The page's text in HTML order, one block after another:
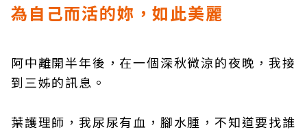
為自己而活的妳，如此美麗
阿中離開半年後，在一個深秋微涼的夜晚，我接
到三姊的訊息。
葉護理師，我尿尿有血，腳水腫，不知道要找誰